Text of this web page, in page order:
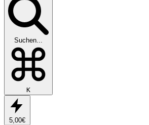
Suchen...
K
5,00€